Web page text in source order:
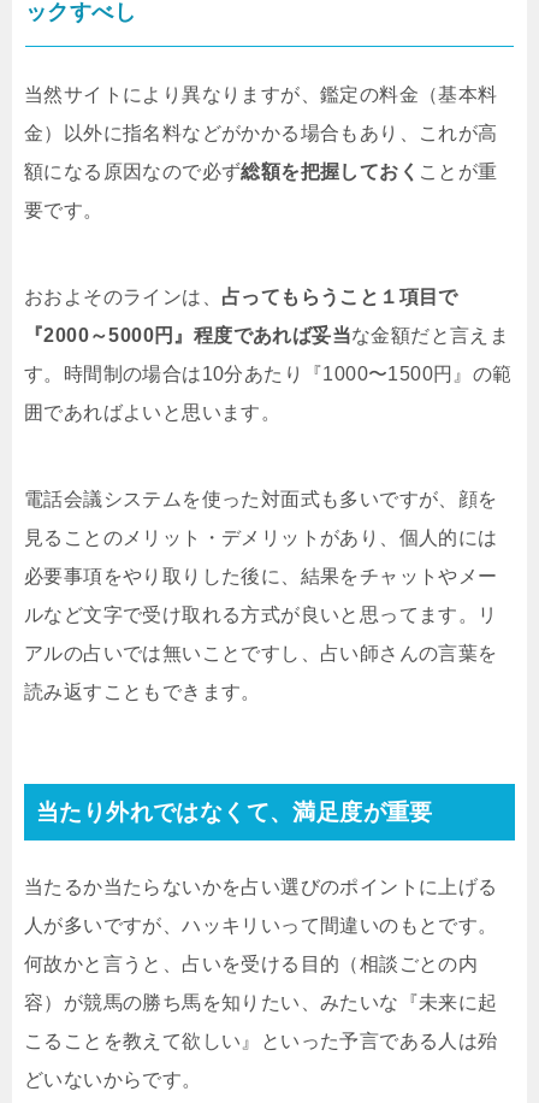
ックすべし
当然サイトにより異なりますが、鑑定の料金（基本料
金）以外に指名料などがかかる場合もあり、これが高
額になる原因なので必ず総額を把握しておく ことが重
要です。
おおよそのラインは、 占ってもらうこと１項目で
『2000～5000円』程度であれば妥当な金額だと言えま
す。時間制の場合は10分あたり『1000〜1500円』の範
囲であればよいと思います。
電話会議システムを使った対面式も多いですが、顔を
見ることのメリット・デメリットがあり、個人的には
必要事項をやり取りした後に、結果をチャットやメー
ルなど文字で受け取れる方式が良いと思ってます。リ
アルの占いでは無いことですし、占い師さんの言葉を
読み返すこともできます。
当たり外れではなくて、満足度が重要
当たるか当たらないかを占い選びのポイントに上げる
人が多いですが、ハッキリいって間違いのもとです。
何故かと言うと、占いを受ける目的（相談ごとの内
容）が競馬の勝ち馬を知りたい、みたいな『未来に起
こることを教えて欲しい』といった予言である人は殆
どいないからです。